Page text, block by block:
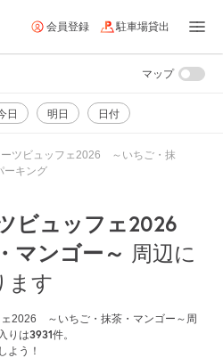
会員登録 駐車場貸出
日 明日 日付
マップ
ーツビュッフェ2026 ～いちご・抹
ーキング
ビュッフェ2026
マンゴー～ 周辺に
ます
2026 ～いちご・抹茶・マンゴー～周
りは3931件。
よう！